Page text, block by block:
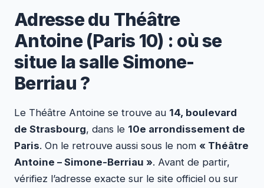
Adresse du Théâtre
Antoine (Paris 10) : où se
situe la salle Simone-
Berriau ?
Le Théâtre Antoine se trouve au 14, boulevard
de Strasbourg, dans le 10e arrondissement de
Paris. On le retrouve aussi sous le nom « Théâtre
Antoine – Simone-Berriau ». Avant de partir,
vérifiez l’adresse exacte sur le site officiel ou sur